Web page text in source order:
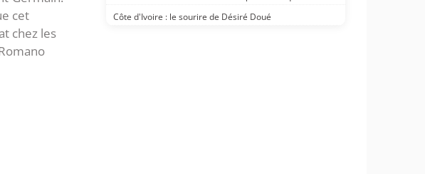
cet
chez les
Côte d'Ivoire : le sourire de Désiré Doué